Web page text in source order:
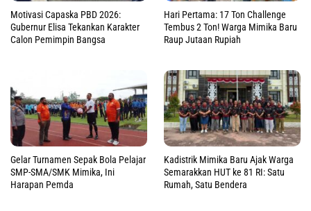
Motivasi Capaska PBD 2026:
Gubernur Elisa Tekankan Karakter
Calon Pemimpin Bangsa
Hari Pertama: 17 Ton Challenge
Tembus 2 Ton! Warga Mimika Baru
Raup Jutaan Rupiah
Gelar Turnamen Sepak Bola Pelajar
SMP-SMA/SMK Mimika, Ini
Harapan Pemda
Kadistrik Mimika Baru Ajak Warga
Semarakkan HUT ke 81 RI: Satu
Rumah, Satu Bendera